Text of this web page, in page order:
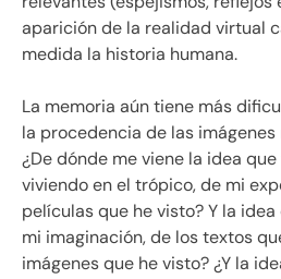
aparición de la realidad virtual
medida la historia humana.
La memoria aún tiene más
la procedencia de las
¿De dónde me viene la idea
viviendo en el trópico, de mi
películas que he visto? Y la
mi imaginación, de los textos
imágenes que he visto? ¿Y la